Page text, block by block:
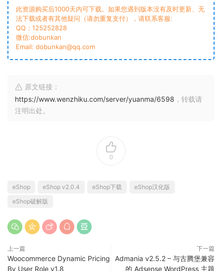
此资源购买后1000天内可下载。如果您遇到版本没有及时更新、无
法下载或者有其他疑问（请勿重复支付），请联系客服:
QQ：125252828
微信:dobunkan
Email: dobunkan@qq.com
原文链接：
https://www.wenzhiku.com/server/yuanma/6598 ，转载请
注明出处。
0
eShop eShop v2.0.4 eShop下载
eShop汉化版
eShop破解版
上一篇
Woocommerce Dynamic Pricing
By User Role v1.8
下一篇
Admania v2.5.2 – 与古腾堡兼容
的 Adsense WordPress 主题